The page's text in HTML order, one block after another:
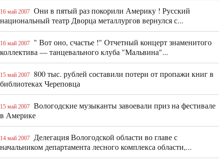
16 май 2007 Они в пятый раз покорили Америку ! Русский
национальный театр Дворца металлургов вернулся с...
16 май 2007
" Вот оно, счастье !" Отчетный концерт знаменитого
коллектива — танцевального клуба "Мальвина"...
15 май 2007
800 тыс. рублей составили потери от пропажи книг в
библиотеках Череповца
15 май 2007 Вологодские музыканты завоевали приз на фестивале
в Америке
14 май 2007
Делегация Вологодской области во главе с
начальником департамента лесного комплекса области,...